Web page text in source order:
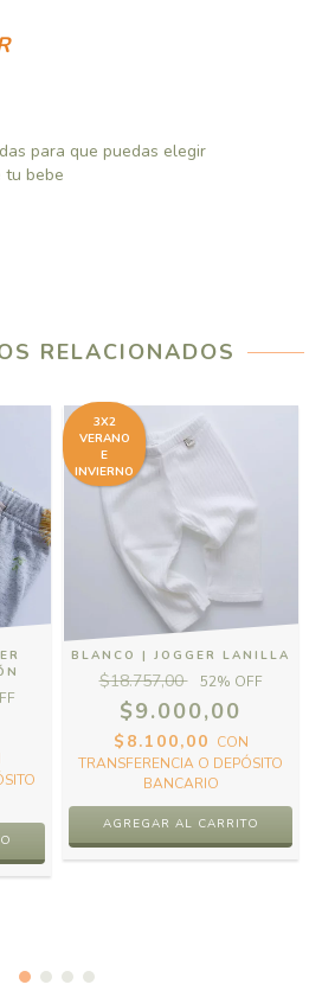
para que puedas elegir
tu bebe
RELACIONADOS
3X2
VERANO
E
INVIERNO
BLANCO | JOGGER LANILLA
$18.757,00 52% OFF
$9.000,00
$8.100,00 CON
TRANSFERENCIA O DEPÓSITO
BANCARIO
AGREGAR AL CARRITO